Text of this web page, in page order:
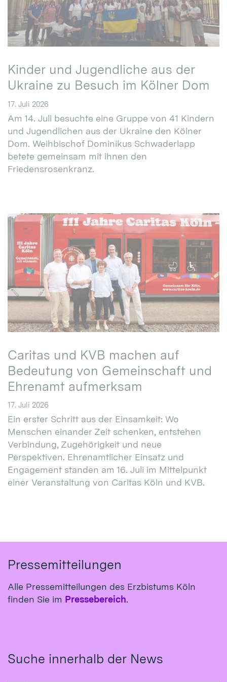
Kinder und Jugendliche aus der
Ukraine zu Besuch im Kölner Dom
17. Juli 2026
Am 14. Juli besuchte eine Gruppe von 41 Kindern
und Jugendlichen aus der Ukraine den Kölner
Dom. Weihbischof Dominikus Schwaderlapp
betete gemeinsam mit ihnen den
Friedensrosenkranz.
Caritas und KVB machen auf
Bedeutung von Gemeinschaft und
Ehrenamt aufmerksam
17. Juli 2026
Ein erster Schritt aus der Einsamkeit: Wo
Menschen einander Zeit schenken, entstehen
Verbindung, Zugehörigkeit und neue
Perspektiven. Ehrenamtlicher Einsatz und
Engagement standen am 16. Juli im Mittelpunkt
einer Veranstaltung von Caritas Köln und KVB.
Pressemitteilungen
Alle Pressemitteilungen des Erzbistums Köln
finden Sie im Pressebereich.
Suche innerhalb der News